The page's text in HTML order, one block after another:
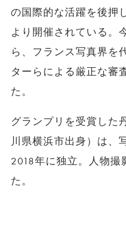
の国際的な活躍を後押
より開催されている。
ら、フランス写真界を
ターらによる厳正な審
た。
グランプリを受賞した
川県横浜市出身）は、
2018年に独立。人物撮
た。